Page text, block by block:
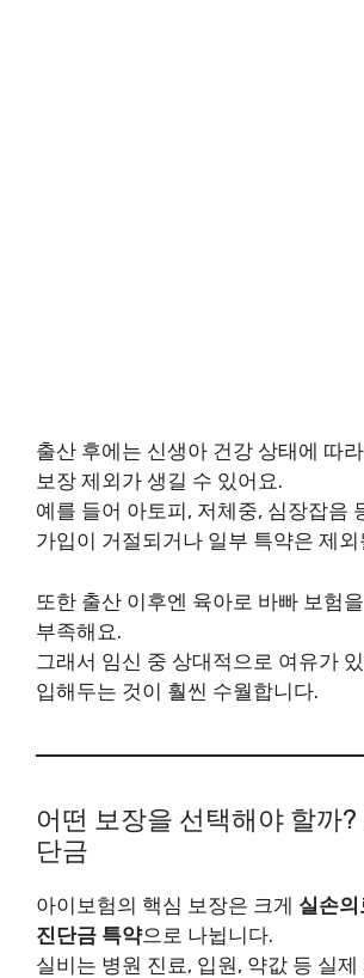
출산 후에는 신생아 건강 상태에 따
보장 제외가 생길 수 있어요.
예를 들어 아토피, 저체중, 심장잡음
가입이 거절되거나 일부 특약은 제외
또한 출산 이후엔 육아로 바빠 보험
부족해요.
그래서 임신 중 상대적으로 여유가
입해두는 것이 훨씬 수월합니다.
어떤 보장을 선택해야 할까?
단금
아이보험의 핵심 보장은 크게 실손
진단금 특약으로 나뉩니다.
실비는 병원 진료, 입원, 약값 등 실